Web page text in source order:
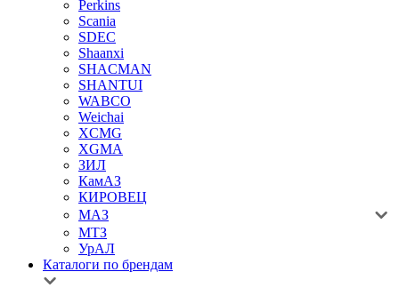
Perkins
Scania
SDEC
Shaanxi
SHACMAN
SHANTUI
WABCO
Weichai
XCMG
XGMA
ЗИЛ
КамАЗ
КИРОВЕЦ
МАЗ
МТЗ
УрАЛ
Каталоги по брендам